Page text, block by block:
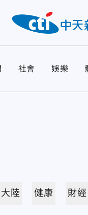
社會 娛樂
大陸 健康 財經